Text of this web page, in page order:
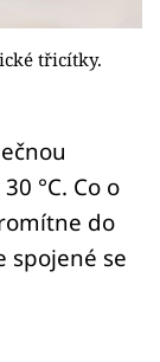
třicítky.
°C. Co o
do
spojené se